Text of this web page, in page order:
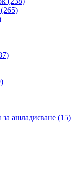
(265)
ашладисване (15)